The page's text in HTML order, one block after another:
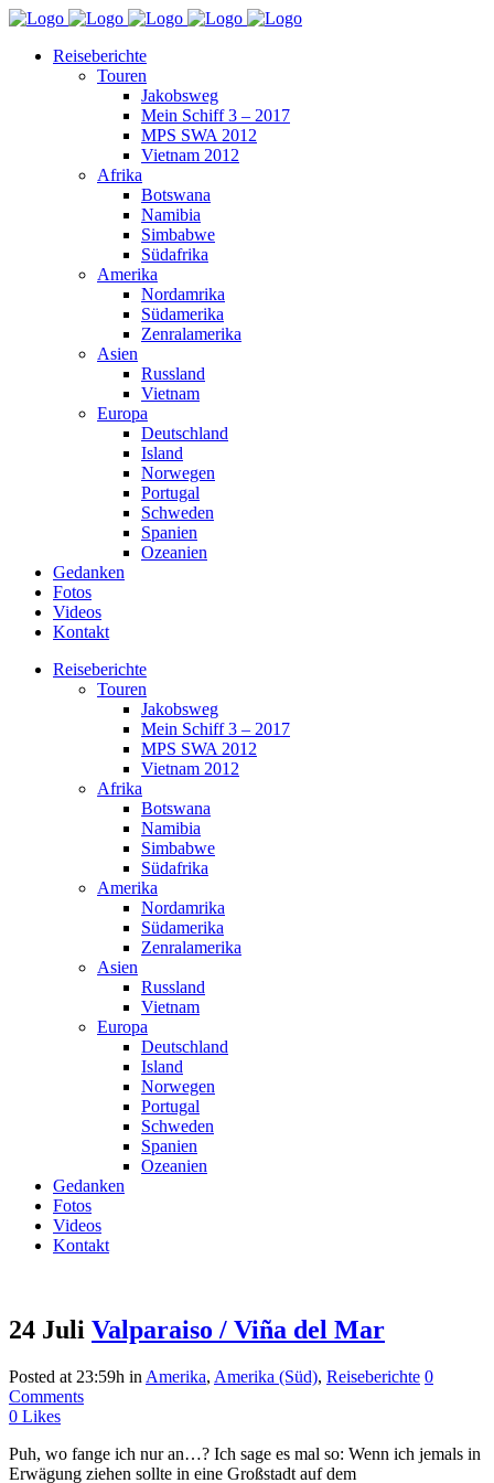
Reiseberichte
Touren
Jakobsweg
Mein Schiff 3 – 2017
MPS SWA 2012
Vietnam 2012
Afrika
Botswana
Namibia
Simbabwe
Südafrika
Amerika
Nordamrika
Südamerika
Zenralamerika
Asien
Russland
Vietnam
Europa
Deutschland
Island
Norwegen
Portugal
Schweden
Spanien
Ozeanien
Gedanken
Fotos
Videos
Kontakt
Reiseberichte
Touren
Jakobsweg
Mein Schiff 3 – 2017
MPS SWA 2012
Vietnam 2012
Afrika
Botswana
Namibia
Simbabwe
Südafrika
Amerika
Nordamrika
Südamerika
Zenralamerika
Asien
Russland
Vietnam
Europa
Deutschland
Island
Norwegen
Portugal
Schweden
Spanien
Ozeanien
Gedanken
Fotos
Videos
Kontakt
24 Juli Valparaiso / Viña del Mar
Posted at 23:59h in Amerika, Amerika (Süd), Reiseberichte 0
Comments
0 Likes
Puh, wo fange ich nur an…? Ich sage es mal so: Wenn ich jemals in
Erwägung ziehen sollte in eine Großstadt auf dem